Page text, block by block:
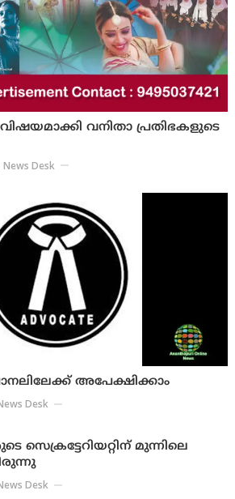
വനിതാ പ്രതിഭകളുടെ
News Desk
അപേക്ഷിക്കാം
Desk
മുന്നിലെ
Desk